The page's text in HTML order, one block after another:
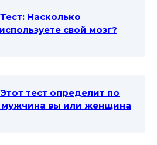
Тест: Насколько
свой мозг?
Этот тест определит по
мужчина вы или женщина